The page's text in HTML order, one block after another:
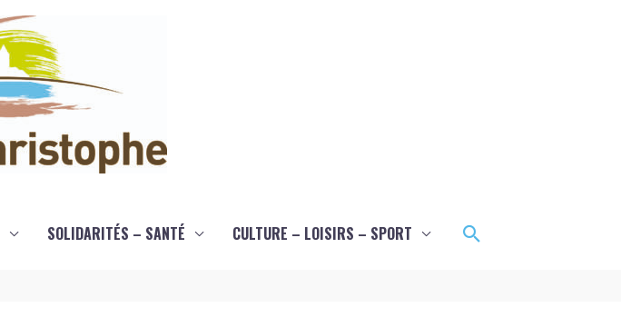
SOLIDARITÉS – SANTÉ CULTURE – LOISIRS – SPORT Rechercher